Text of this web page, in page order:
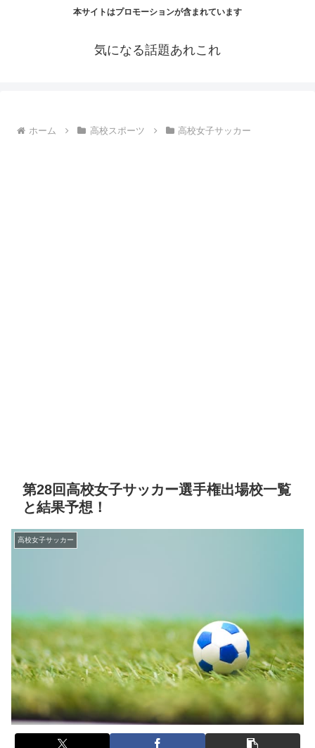
本サイトはプロモーションが含まれています
気になる話題あれこれ
ホーム 高校スポーツ 高校女子サッカー
第28回高校女子サッカー選手権出場校一覧
と結果予想！
高校女子サッカー